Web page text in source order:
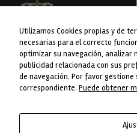
Concello da Lama
Avda. do Concello nº 1
Utilizamos Cookies propias y de
necesarias para el correcto
optimizar su navegación, analizar
publicidad relacionada con sus
de navegación. Por favor gestione
correspondiente. Puede obtener